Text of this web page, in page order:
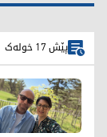
پێش 17 خولەک